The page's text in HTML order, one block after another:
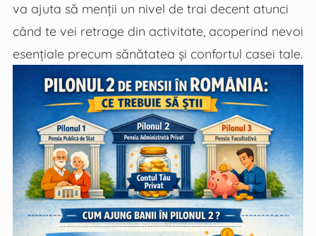
va ajuta să menții un nivel de trai decent atunci
când te vei retrage din activitate, acoperind nevoi
esențiale precum sănătatea și confortul casei tale.